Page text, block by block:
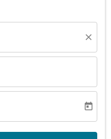
close
today